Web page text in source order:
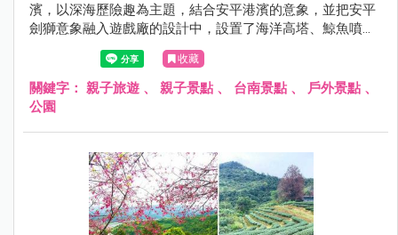
濱，以深海歷險趣為主題，結合安平港濱的意象，並把安平
劍獅意象融入遊戲廠的設計中，設置了海洋高塔、鯨魚噴
霧、鯨魚尾巴土丘、雙軌滑溜索、繩索闖關、珊瑚礁叢噴
霧、盪鞦韆、綠藻山洞等有趣且富有挑戰性的遊具，結合安
平的定情碼頭德陽艦園區和安平古堡就是很棒的安平親子半
日遊、一日遊呦~現在就跟著小資爸一起來玩安平的港濱歷
收藏
關鍵字： 親子旅遊 、 親子景點 、 台南景點 、 戶外景點 、
公園